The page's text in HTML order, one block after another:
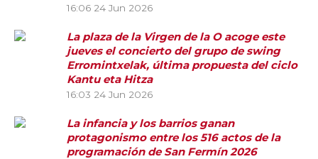
16:06 24 Jun 2026
La plaza de la Virgen de la O acoge este
jueves el concierto del grupo de swing
Erromintxelak, última propuesta del ciclo
Kantu eta Hitza
16:03 24 Jun 2026
La infancia y los barrios ganan
protagonismo entre los 516 actos de la
programación de San Fermín 2026